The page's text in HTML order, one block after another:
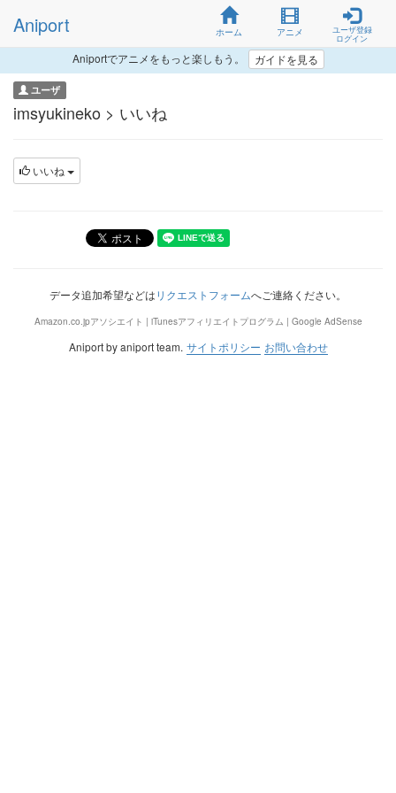
Aniport ホーム アニメ
ユーザ登録
ログイン
Aniportでアニメをもっと楽しもう。 ガイドを見る
ユーザ
imsyukineko > いいね
いいね
データ追加希望などはリクエストフォームへご連絡ください。
Amazon.co.jpアソシエイト | iTunesアフィリエイトプログラム | Google AdSense
Aniport by aniport team. サイトポリシー お問い合わせ